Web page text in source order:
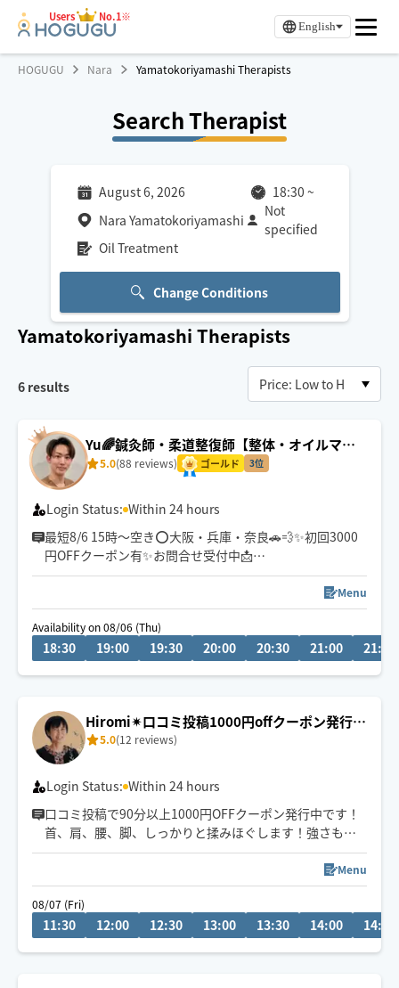
Users No.1※
English
HOGUGU Nara Yamatokoriyamashi Therapists
Search Therapist
August 6, 2026 18:30 ~
Nara Yamatokoriyamashi
Not
specified
Oil Treatment
Change Conditions
Yamatokoriyamashi Therapists
6 results
Yu🌈鍼灸師・柔道整復師【整体・オイルマッ
サージ・フット】
5.0(88 reviews) ゴールド 3位
Login Status: Within 24 hours
最短8/6 15時〜空き⭕️大阪・兵庫・奈良🚗💨✨初回3000
円OFFクーポン有✨お問合せ受付中📩
チャットからもお気軽にお声掛けください。施術中は遅
くなる場合ございますが、必ず返信致します💬
医学知識を基にお一人お一人丁寧に施術させて頂きま
Menu
Availability on 08/06 (Thu)
18:30 19:00 19:30 20:00 20:30 21:00 21:30
Hiromi✴︎口コミ投稿1000円offクーポン発行
中！
5.0(12 reviews)
Login Status: Within 24 hours
口コミ投稿で90分以上1000円OFFクーポン発行中です！
首、肩、腰、脚、しっかりと揉みほぐします！強さもお
好みありましたら都度お申し付け下さいね♪
※日曜日、祝日の当日予約はお受けしておりません🙇‍♀️
※平日の当日予約の場合、一度ご希望のお時間にご予約
頂き、チャットにてお時間ご相談させて下さい。
Menu
08/07 (Fri)
11:30 12:00 12:30 13:00 13:30 14:00 14:30